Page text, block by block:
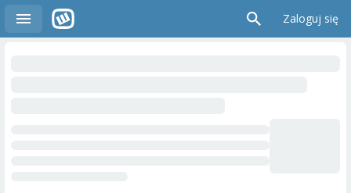
Zaloguj się